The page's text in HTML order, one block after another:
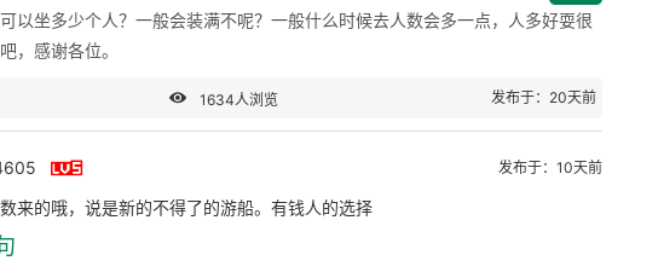
以坐多少个人？一般会装满不呢？一般什么时候去人数会多一点，人多好耍很
，感谢各位。
 1634人浏览 发布于：20天前
 发布于：10天前
来的哦，说是新的不得了的游船。有钱人的选择